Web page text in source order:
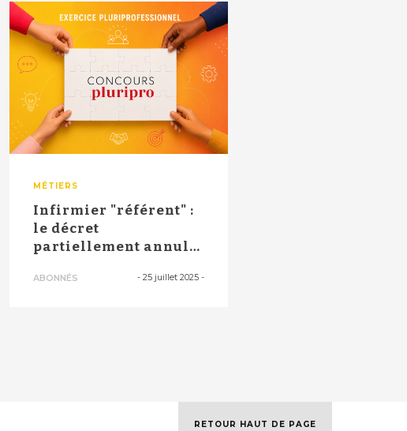
MÉTIERS
Infirmier "référent" :
le décret
partiellement annulé,
ABONNÉS - 25 juillet 2025 -
RETOUR HAUT DE PAGE